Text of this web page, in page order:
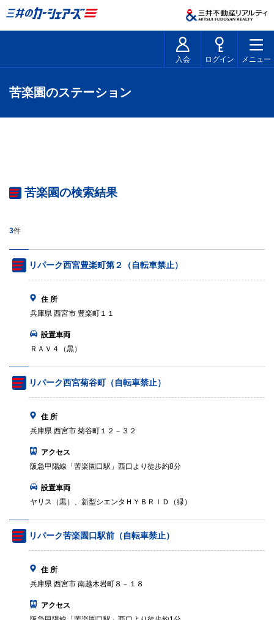
入会 ログイン メニュー
苦楽園のステーション
苦楽園の検索結果
3件
リパーク西宮豊楽町第２（自転車禁止）
住 所
兵庫県 西宮市 豊楽町１１
設置車両
ＲＡＶ４（黒）
リパーク西宮菊谷町（自転車禁止）
住 所
兵庫県 西宮市 菊谷町１２－３２
アクセス
阪急甲陽線「苦楽園口駅」西口より徒歩約8分
設置車両
ヤリス（黒）、新型シエンタＨＹＢＲＩＤ（緑）
リパーク苦楽園口駅前（自転車禁止）
住 所
兵庫県 西宮市 南越木岩町８－１８
アクセス